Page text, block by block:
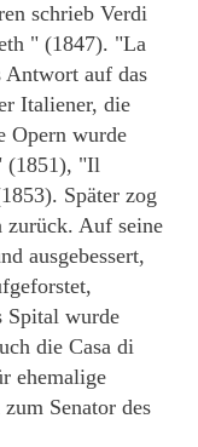
schrieb Verdi
" (1847). "La
Antwort auf das
Italiener, die
Opern wurde
(1851), "Il
Später zog
zurück. Auf seine
ausgebessert,
Spital wurde
die Casa di
ehemalige
Senator des